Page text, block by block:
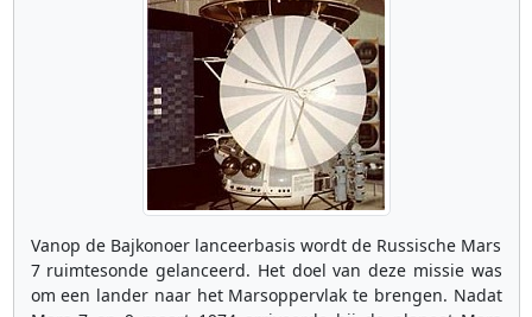
Vanop de Bajkonoer lanceerbasis wordt de Russische Mars
7 ruimtesonde gelanceerd. Het doel van deze missie was
om een lander naar het Marsoppervlak te brengen. Nadat